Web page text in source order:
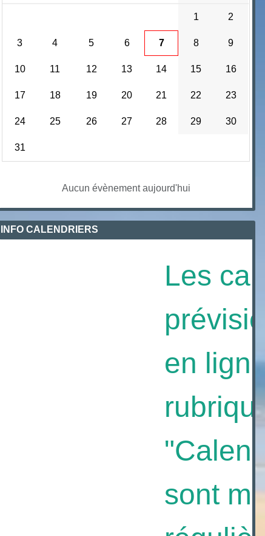
1 2
3 4 5 6 7 8 9
10 11 12 13 14 15 16
17 18 19 20 21 22 23
24 25 26 27 28 29 30
31
Aucun évènement aujourd'hui
INFO CALENDRIERS
Les
en ligne
rubrique
sont